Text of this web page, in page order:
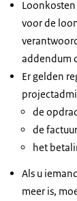
voor de
addendum
Er gelden
de
de
het
Als u
meer is,